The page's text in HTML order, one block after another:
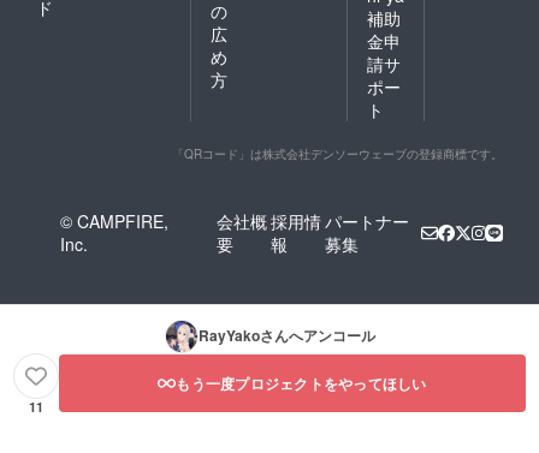
ド
の
広
め
方
補助
金申
請サ
ポー
ト
「QRコード」は株式会社デンソーウェーブの登録商標です。
© CAMPFIRE,
Inc.
会社概
要
採用情
報
パートナー
募集
RayYakoさんへアンコール
11
もう一度プロジェクトをやってほしい